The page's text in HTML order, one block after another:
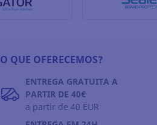
O QUE OFERECEMOS?
ENTREGA GRATUITA A
PARTIR DE 40€
a partir de 40 EUR